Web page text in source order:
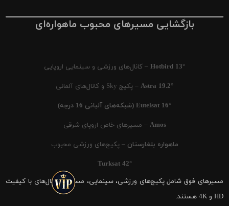
بازگشایی مسیرهای محبوب ماهواره‌ای
Hotbird 13° – کانال‌های ورزشی و سینمایی اروپایی
Astra 19.2° – پکیج Sky و کانال‌های آلمانی
Eutelsat 16° (شبکه‌های آلبانی 16 درجه)
Amos – مسیرهای خاص اروپای شرقی
ماهواره بلغارستان – پکیج‌های ورزشی محبوب
Turksat 42°
مسیرهای فوق شامل پکیج‌های ورزشی، سینمایی، مستند و کانال‌های با کیفیت
HD و 4K هستند.